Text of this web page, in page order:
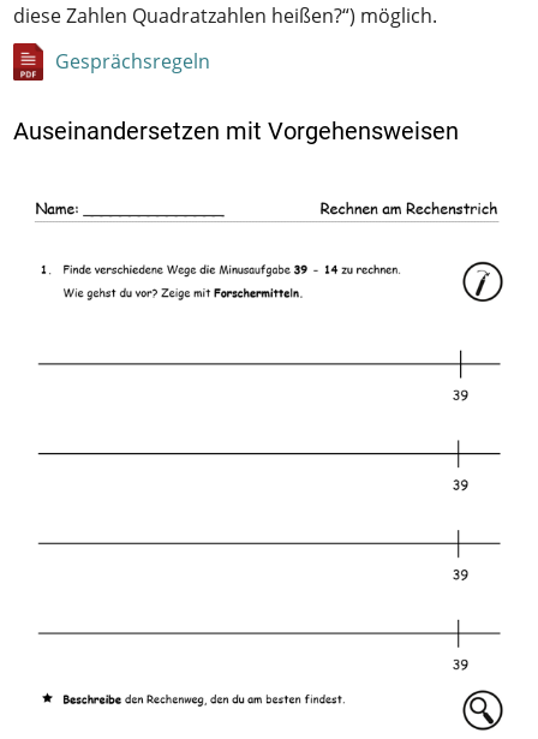
diese Zahlen Quadratzahlen heißen?“) möglich.
Gesprächsregeln
Auseinandersetzen mit Vorgehensweisen